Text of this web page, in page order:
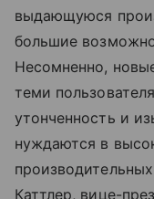
выдающуюся
большие
Несомненно,
теми
утонченность и
нуждаются в
Каттлер, вице-